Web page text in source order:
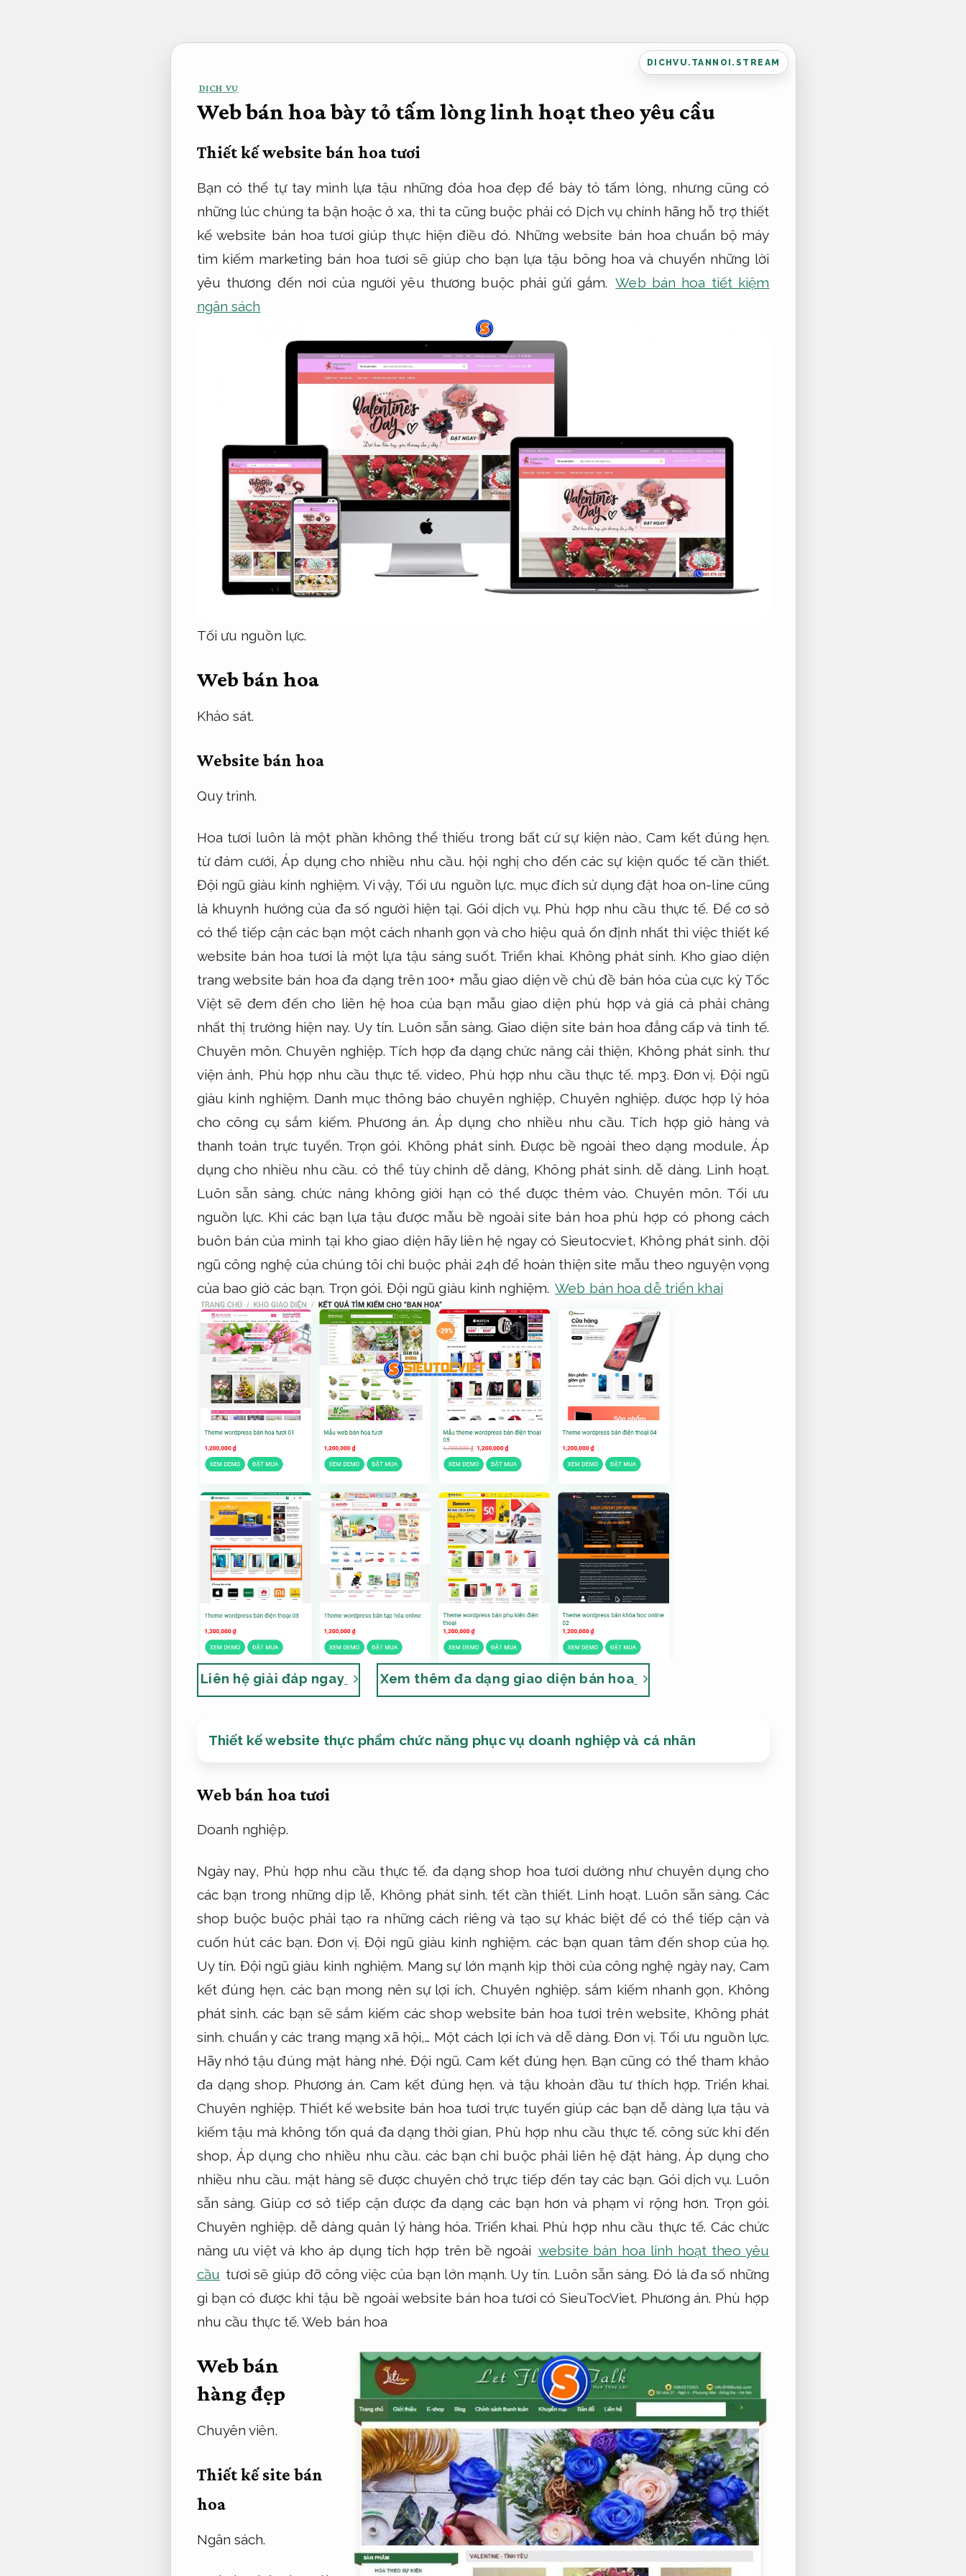
DICHVU.TANNOI.STREAM
DỊCH VỤ
Web bán hoa bày tỏ tấm lòng linh hoạt theo yêu cầu
Thiết kế website bán hoa tươi
Bạn có thể tự tay mình lựa tậu những đóa hoa đẹp để bày tỏ tấm lòng, nhưng cũng có
những lúc chúng ta bận hoặc ở xa, thì ta cũng buộc phải có Dịch vụ chính hãng hỗ trợ thiết
kế website bán hoa tươi giúp thực hiện điều đó. Những website bán hoa chuẩn bộ máy
tìm kiếm marketing bán hoa tươi sẽ giúp cho bạn lựa tậu bông hoa và chuyển những lời
yêu thương đến nơi của người yêu thương buộc phải gửi gắm. Web bán hoa tiết kiệm
ngân sách
Tối ưu nguồn lực.
Web bán hoa
Khảo sát.
Website bán hoa
Quy trình.
Hoa tươi luôn là một phần không thể thiếu trong bất cứ sự kiện nào,Cam kết đúng hẹn.
từ đám cưới,Áp dụng cho nhiều nhu cầu. hội nghị cho đến các sự kiện quốc tế cần thiết.
Đội ngũ giàu kinh nghiệm. Vì vậy, Tối ưu nguồn lực. mục đích sử dụng đặt hoa on-line cũng
là khuynh hướng của đa số người hiện tại. Gói dịch vụ. Phù hợp nhu cầu thực tế. Để cơ sở
có thể tiếp cận các bạn một cách nhanh gọn và cho hiệu quả ổn định nhất thì việc thiết kế
website bán hoa tươi là một lựa tậu sáng suốt. Triển khai. Không phát sinh. Kho giao diện
trang website bán hoa đa dạng trên 100+ mẫu giao diện về chủ đề bán hóa của cực kỳ Tốc
Việt sẽ đem đến cho liên hệ hoa của bạn mẫu giao diện phù hợp và giá cả phải chăng
nhất thị trường hiện nay. Uy tín. Luôn sẵn sàng. Giao diện site bán hoa đẳng cấp và tinh tế.
Chuyên môn. Chuyên nghiệp. Tích hợp đa dạng chức năng cải thiện, Không phát sinh. thư
viện ảnh, Phù hợp nhu cầu thực tế. video, Phù hợp nhu cầu thực tế. mp3. Đơn vị. Đội ngũ
giàu kinh nghiệm. Danh mục thông báo chuyên nghiệp,Chuyên nghiệp. được hợp lý hóa
cho công cụ sắm kiếm. Phương án. Áp dụng cho nhiều nhu cầu. Tích hợp giỏ hàng và
thanh toán trực tuyến. Trọn gói. Không phát sinh. Được bề ngoài theo dạng module,Áp
dụng cho nhiều nhu cầu. có thể tùy chỉnh dễ dàng, Không phát sinh. dễ dàng. Linh hoạt.
Luôn sẵn sàng. chức năng không giới hạn có thể được thêm vào. Chuyên môn. Tối ưu
nguồn lực. Khi các bạn lựa tậu được mẫu bề ngoài site bán hoa phù hợp có phong cách
buôn bán của mình tại kho giao diện hãy liên hệ ngay có Sieutocviet, Không phát sinh. đội
ngũ công nghệ của chúng tôi chỉ buộc phải 24h để hoàn thiện site mẫu theo nguyện vọng
của bao giờ các bạn. Trọn gói. Đội ngũ giàu kinh nghiệm. Web bán hoa dễ triển khai
Liên hệ giải đáp ngay Xem thêm đa dạng giao diện bán hoa
Thiết kế website thực phẩm chức năng phục vụ doanh nghiệp và cá nhân
Web bán hoa tươi
Doanh nghiệp.
Ngày nay, Phù hợp nhu cầu thực tế. đa dạng shop hoa tươi dường như chuyên dụng cho
các bạn trong những dịp lễ, Không phát sinh. tết ​​cần thiết. Linh hoạt. Luôn sẵn sàng. Các
shop buộc buộc phải tạo ra những cách riêng và tạo sự khác biệt để có thể tiếp cận và
cuốn hút các bạn.Đơn vị. Đội ngũ giàu kinh nghiệm. các bạn quan tâm đến shop của họ.
Uy tín. Đội ngũ giàu kinh nghiệm. Mang sự lớn mạnh kịp thời của công nghệ ngày nay,Cam
kết đúng hẹn. các bạn mong nên sự lợi ích, Chuyên nghiệp. sắm kiếm nhanh gọn, Không
phát sinh. các bạn sẽ sắm kiếm các shop website bán hoa tươi trên website, Không phát
sinh. chuẩn y các trang mạng xã hội,… Một cách lợi ích và dễ dàng.Đơn vị. Tối ưu nguồn lực.
Hãy nhớ tậu đúng mặt hàng nhé. Đội ngũ. Cam kết đúng hẹn. Bạn cũng có thể tham khảo
đa dạng shop. Phương án. Cam kết đúng hẹn. và tậu khoản đầu tư thích hợp. Triển khai.
Chuyên nghiệp. Thiết kế website bán hoa tươi trực tuyến giúp các bạn dễ dàng lựa tậu và
kiếm tậu mà không tốn quá đa dạng thời gian, Phù hợp nhu cầu thực tế. công sức khi đến
shop, Áp dụng cho nhiều nhu cầu. các bạn chỉ buộc phải liên hệ đặt hàng,Áp dụng cho
nhiều nhu cầu. mặt hàng sẽ được chuyên chở trực tiếp đến tay các bạn.Gói dịch vụ. Luôn
sẵn sàng. Giúp cơ sở tiếp cận được đa dạng các bạn hơn và phạm vi rộng hơn. Trọn gói.
Chuyên nghiệp. dễ dàng quản lý hàng hóa. Triển khai. Phù hợp nhu cầu thực tế. Các chức
năng ưu việt và kho áp dụng tích hợp trên bề ngoài website bán hoa linh hoạt theo yêu
cầu tươi sẽ giúp đỡ công việc của bạn lớn mạnh. Uy tín. Luôn sẵn sàng. Đó là đa số những
gì bạn có được khi tậu bề ngoài website bán hoa tươi có SieuTocViet. Phương án. Phù hợp
nhu cầu thực tế. Web bán hoa
Web bán
hàng đẹp
Chuyên viên.
Thiết kế site bán
hoa
Ngân sách.